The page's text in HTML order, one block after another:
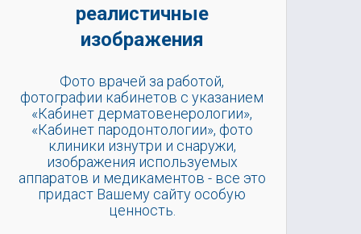
реалистичные
изображения
Фото врачей за работой,
фотографии кабинетов с указанием
«Кабинет дерматовенерологии»,
«Кабинет пародонтологии», фото
клиники изнутри и снаружи,
изображения используемых
аппаратов и медикаментов - все это
придаст Вашему сайту особую
ценность.